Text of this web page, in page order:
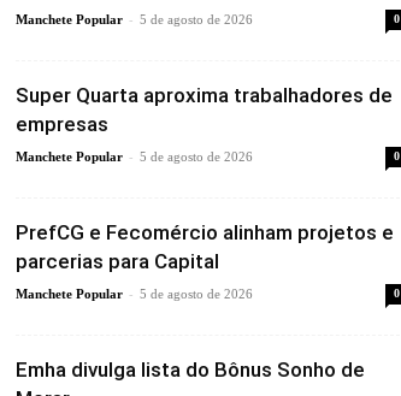
Manchete Popular - 5 de agosto de 2026 0
Super Quarta aproxima trabalhadores de
empresas
Manchete Popular - 5 de agosto de 2026 0
PrefCG e Fecomércio alinham projetos e
parcerias para Capital
Manchete Popular - 5 de agosto de 2026 0
Emha divulga lista do Bônus Sonho de